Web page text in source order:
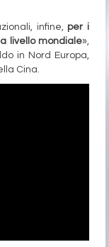
infine, per i
livello mondiale»,
in Nord Europa,
Cina.